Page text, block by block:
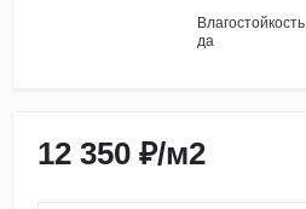
Влагостойкость
да
12 350 ₽/м2